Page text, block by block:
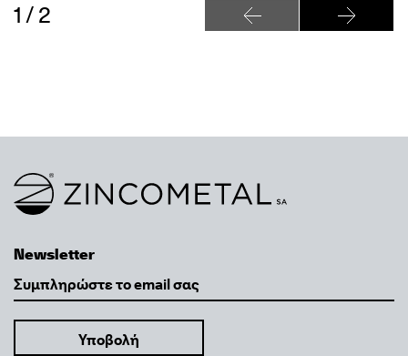
1 / 2 Previous Slide Next
Show slide 1 of 2
Link to homepage
Newsletter